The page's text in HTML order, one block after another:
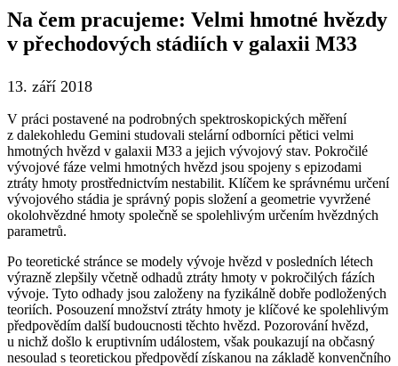
Na čem pracujeme: Velmi hmotné hvězdy
v přechodových stádiích v galaxii M33
13. září 2018
V práci postavené na podrobných spektroskopických měření
z dalekohledu Gemini studovali stelární odborníci pětici velmi
hmotných hvězd v galaxii M33 a jejich vývojový stav. Pokročilé
vývojové fáze velmi hmotných hvězd jsou spojeny s epizodami
ztráty hmoty prostřednictvím nestabilit. Klíčem ke správnému určení
vývojového stádia je správný popis složení a geometrie vyvržené
okolohvězdné hmoty společně se spolehlivým určením hvězdných
parametrů.
Po teoretické stránce se modely vývoje hvězd v posledních létech
výrazně zlepšily včetně odhadů ztráty hmoty v pokročilých fázích
vývoje. Tyto odhady jsou založeny na fyzikálně dobře podložených
teoriích. Posouzení množství ztráty hmoty je klíčové ke spolehlivým
předpovědím další budoucnosti těchto hvězd. Pozorování hvězd,
u nichž došlo k eruptivním událostem, však poukazují na občasný
nesoulad s teoretickou předpovědí získanou na základě konvenčního